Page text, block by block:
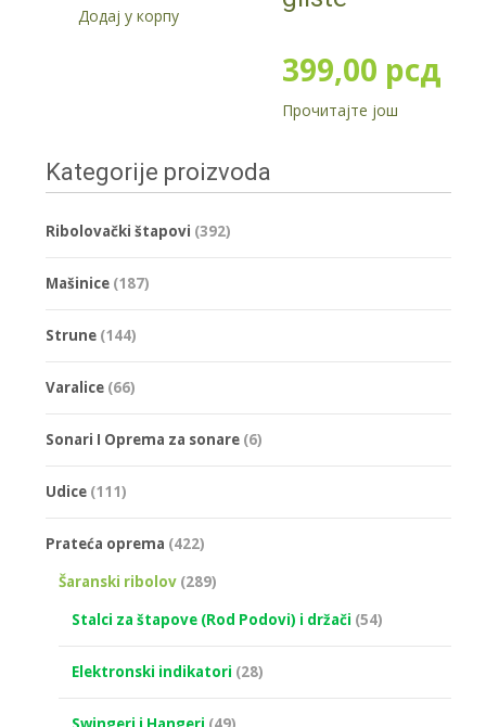
Додај у корпу
399,00 рсд
Прочитајте још
Kategorije proizvoda
Ribolovački štapovi (392)
Mašinice (187)
Strune (144)
Varalice (66)
Sonari I Oprema za sonare (6)
Udice (111)
Prateća oprema (422)
Šaranski ribolov (289)
Stalci za štapove (Rod Podovi) i držači (54)
Elektronski indikatori (28)